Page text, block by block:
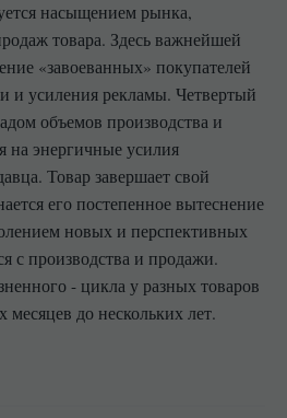
насыщением рынка,
товара. Здесь важнейшей
«завоеванных» покупателей
и усиления рекламы. Четвертый
объемов производства и
на энергичные усилия
Товар завершает свой
его постепенное вытеснение
новых и перспективных
с производства и продажи.
- цикла у разных товаров
месяцев до нескольких лет.